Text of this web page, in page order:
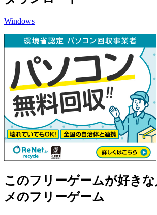
Windows
このフリーゲームが好き
メのフリーゲーム